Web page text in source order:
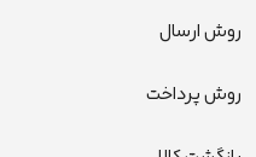
روش ارسال
روش پرداخت